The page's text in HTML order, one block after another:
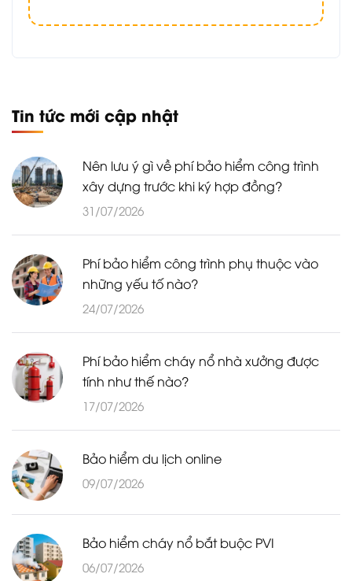
Tin tức mới cập nhật
Nên lưu ý gì về phí bảo hiểm công trình
xây dựng trước khi ký hợp đồng?
31/07/2026
Phí bảo hiểm công trình phụ thuộc vào
những yếu tố nào?
24/07/2026
Phí bảo hiểm cháy nổ nhà xưởng được
tính như thế nào?
17/07/2026
Bảo hiểm du lịch online
09/07/2026
Bảo hiểm cháy nổ bắt buộc PVI
06/07/2026